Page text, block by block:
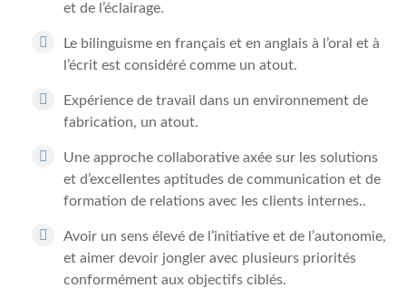
et de l’éclairage.
Le bilinguisme en français et en anglais à l’oral et à
l’écrit est considéré comme un atout.
Expérience de travail dans un environnement de
fabrication, un atout.
Une approche collaborative axée sur les solutions
et d’excellentes aptitudes de communication et de
formation de relations avec les clients internes..
Avoir un sens élevé de l’initiative et de l’autonomie,
et aimer devoir jongler avec plusieurs priorités
conformément aux objectifs ciblés.